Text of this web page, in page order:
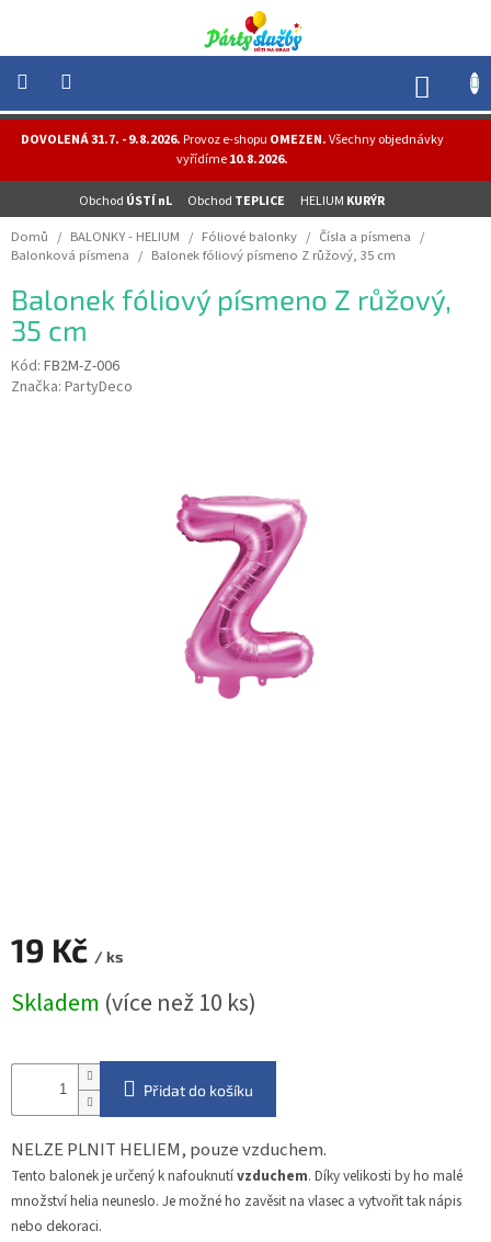
obsah
DOVOLENÁ 31.7. - 9.8.2026.Provoz e-shopu OMEZEN.Všechny objednávky
vyřídíme10.8.2026.
Obchod ÚSTÍ nL Obchod TEPLICE HELIUM KURÝR
NOVINKY
HELIUM
-
OSLAVY
MASKY
-
KOSTÝMY
Domů / BALONKY - HELIUM / Fóliové balonky / Čísla a písmena /
Balonková písmena / Balonek fóliový písmeno Z růžový, 35 cm
Balonek fóliový písmeno Z růžový,
35 cm
Kód: FB2M-Z-006
Značka: PartyDeco
19 Kč / ks
cena:
Skladem (více než 10 ks)
Přidat do košíku
NELZE PLNIT HELIEM, pouze vzduchem.
Tento balonek je určený k nafouknutívzduchem. Díky velikosti by ho malé
množství helia neuneslo. Je možné ho zavěsit na vlasec a vytvořit tak nápis
nebo dekoraci.